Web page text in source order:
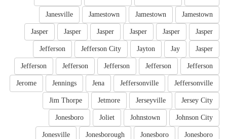
Jamestown
Jamestown
Jamestown
Janesville
Jasper
Jasper
Jasper
Jasper
Jasper
Jasper
Jasper
Jay
Jayton
Jefferson City
Jefferson
Jefferson
Jefferson
Jefferson
Jefferson
Jefferson
Jeffersonville
Jeffersonville
Jena
Jennings
Jerome
Jersey City
Jerseyville
Jetmore
Jim Thorpe
Johnson City
Johnstown
Joliet
Jonesboro
Jonesboro
Jonesboro
Jonesborough
Jonesville